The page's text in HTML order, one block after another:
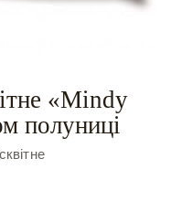
«Mindy
полуниці